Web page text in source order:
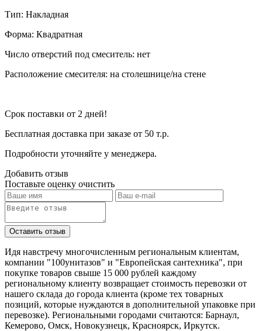
Тип: Накладная
Форма: Квадратная
Число отверстий под смеситель: нет
Расположение смесителя: на столешнице/на стене
Срок поставки от 2 дней!
Бесплатная доставка при заказе от 50 т.р.
Подробности уточняйте у менеджера.
Добавить отзыв
Поставьте оценку очистить
Идя навстречу многочисленным региональным клиентам,
компании "100унитазов" и "Европейская сантехника", при
покупке товаров свыше 15 000 рублей каждому
региональному клиенту возвращает стоимость перевозки от
нашего склада до города клиента (кроме тех товарных
позиций, которые нуждаются в дополнительной упаковке при
перевозке). Региональными городами считаются: Барнаул,
Кемерово, Омск, Новокузнецк, Красноярск, Иркутск.